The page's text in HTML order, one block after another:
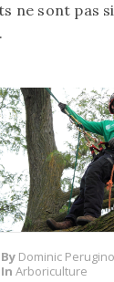
ne sont pas
By Dominic Perugino
In Arboriculture